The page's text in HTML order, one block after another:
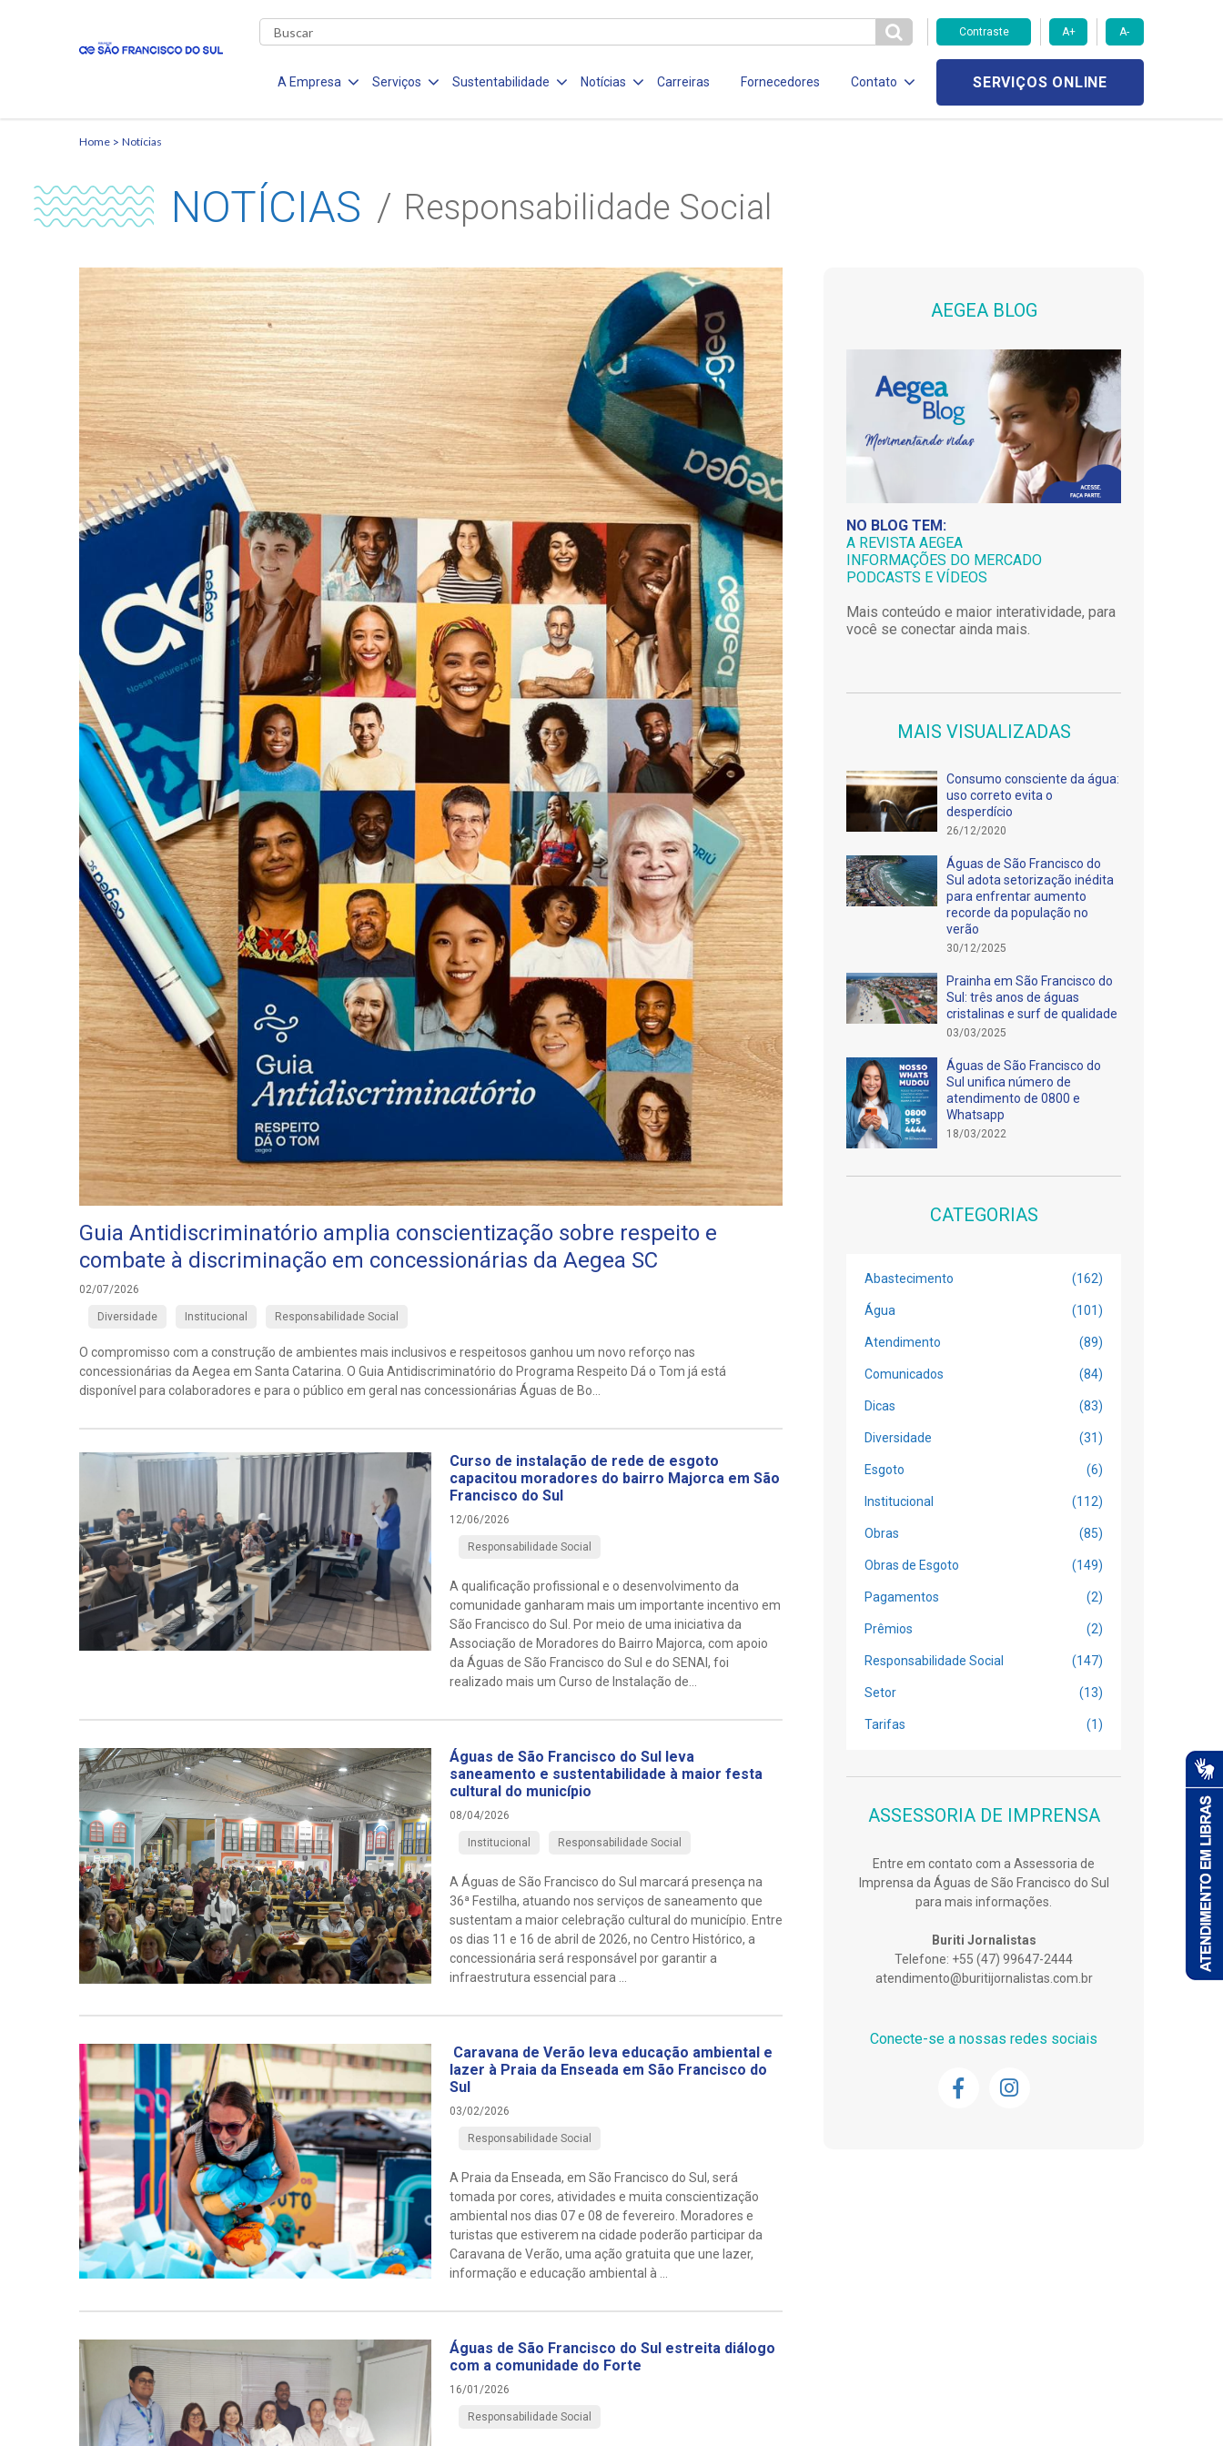
Contraste A+ A-
A Empresa Serviços Sustentabilidade Notícias Carreiras Fornecedores Contato SERVIÇOS ONLINE
Home Notícias
NOTÍCIAS Responsabilidade Social
Guia Antidiscriminatório amplia conscientização sobre respeito e
combate à discriminação em concessionárias da Aegea SC
02/07/2026
Diversidade Institucional Responsabilidade Social
O compromisso com a construção de ambientes mais inclusivos e respeitosos ganhou um novo reforço nas
concessionárias da Aegea em Santa Catarina. O Guia Antidiscriminatório do Programa Respeito Dá o Tom já está
disponível para colaboradores e para o público em geral nas concessionárias Águas de Bo...
Curso de instalação de rede de esgoto
capacitou moradores do bairro Majorca em São
Francisco do Sul
12/06/2026
Responsabilidade Social
A qualificação profissional e o desenvolvimento da
comunidade ganharam mais um importante incentivo em
São Francisco do Sul. Por meio de uma iniciativa da
Associação de Moradores do Bairro Majorca, com apoio
da Águas de São Francisco do Sul e do SENAI, foi
realizado mais um Curso de Instalação de...
Águas de São Francisco do Sul leva
saneamento e sustentabilidade à maior festa
cultural do município
08/04/2026
Institucional Responsabilidade Social
A Águas de São Francisco do Sul marcará presença na
36ª Festilha, atuando nos serviços de saneamento que
sustentam a maior celebração cultural do município. Entre
os dias 11 e 16 de abril de 2026, no Centro Histórico, a
concessionária será responsável por garantir a
infraestrutura essencial para ...
Caravana de Verão leva educação ambiental e
lazer à Praia da Enseada em São Francisco do
Sul
03/02/2026
Responsabilidade Social
A Praia da Enseada, em São Francisco do Sul, será
tomada por cores, atividades e muita conscientização
ambiental nos dias 07 e 08 de fevereiro. Moradores e
turistas que estiverem na cidade poderão participar da
Caravana de Verão, uma ação gratuita que une lazer,
informação e educação ambiental à ...
Águas de São Francisco do Sul estreita diálogo
com a comunidade do Forte
16/01/2026
Responsabilidade Social
AEGEA BLOG
NO BLOG TEM:
A REVISTA AEGEA
INFORMAÇÕES DO MERCADO
PODCASTS E VÍDEOS
Mais conteúdo e maior interatividade, para
você se conectar ainda mais.
MAIS VISUALIZADAS
Consumo consciente da água:
uso correto evita o
desperdício
26/12/2020
Águas de São Francisco do
Sul adota setorização inédita
para enfrentar aumento
recorde da população no
verão
30/12/2025
Prainha em São Francisco do
Sul: três anos de águas
cristalinas e surf de qualidade
03/03/2025
Águas de São Francisco do
Sul unifica número de
atendimento de 0800 e
Whatsapp
18/03/2022
CATEGORIAS
Abastecimento (162)
Água (101)
Atendimento (89)
Comunicados (84)
Dicas (83)
Diversidade (31)
Esgoto (6)
Institucional (112)
Obras (85)
Obras de Esgoto (149)
Pagamentos (2)
Prêmios (2)
Responsabilidade Social (147)
Setor (13)
Tarifas (1)
ASSESSORIA DE IMPRENSA
Entre em contato com a Assessoria de
Imprensa da Águas de São Francisco do Sul
para mais informações.
Buriti Jornalistas
Telefone: +55 (47) 99647-2444
atendimento@buritijornalistas.com.br
Conecte-se a nossas redes sociais